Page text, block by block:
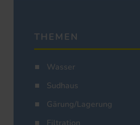
THEMEN
Wasser
Sudhaus
Gärung/Lagerung